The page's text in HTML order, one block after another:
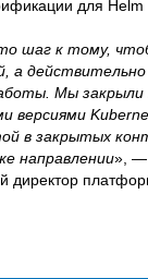
для Helm
шаг к тому,
а
Мы закрыли
версиями
в закрытых
направлении», —
директор